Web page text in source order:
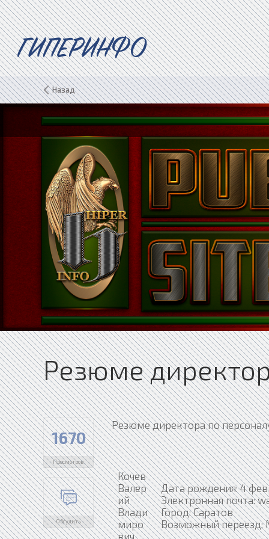
ГИПЕРИНФО
Назад
Резюме
1670
Просмотров
Обсудить
Резюме директора по
Кочев
Валер
ий
Влади
миро
вич
Дата рождения: 4
Электронная почта:
Город: Саратов
Возможный переезд: